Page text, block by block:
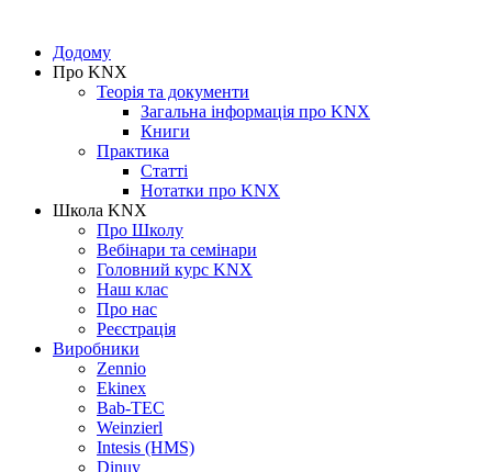
Додому
Про KNX
Теорія та документи
Загальна інформація про KNX
Книги
Практика
Статті
Нотатки про KNХ
Школа KNX
Про Школу
Вебінари та семінари
Головний курс KNX
Наш клас
Про нас
Реєстрація
Виробники
Zennio
Ekinex
Bab-TEC
Weinzierl
Intesis (HMS)
Dinuy